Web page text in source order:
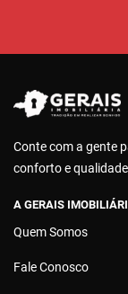
Conte com a gente
conforto e
A GERAIS
Quem Somos
Fale Conosco